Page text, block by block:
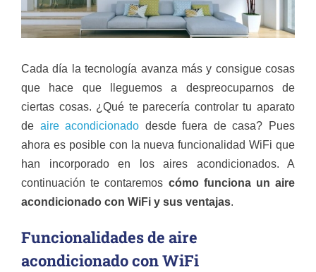
Cada día la tecnología avanza más y consigue cosas
que hace que lleguemos a despreocuparnos de
ciertas cosas. ¿Qué te parecería controlar tu aparato
de aire acondicionado desde fuera de casa? Pues
ahora es posible con la nueva funcionalidad WiFi que
han incorporado en los aires acondicionados. A
continuación te contaremos cómo funciona un aire
acondicionado con WiFi y sus ventajas.
Funcionalidades de aire
acondicionado con WiFi